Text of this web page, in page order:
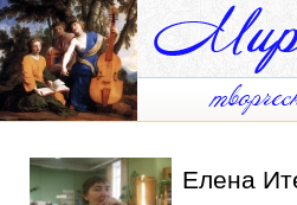
Елена